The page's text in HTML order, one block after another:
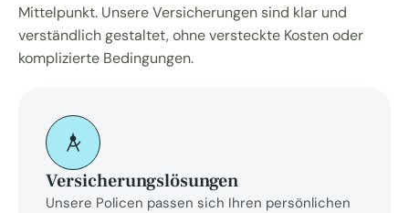
Mittelpunkt. Unsere Versicherungen sind klar und
verständlich gestaltet, ohne versteckte Kosten oder
komplizierte Bedingungen.
Versicherungslösungen
Unsere Policen passen sich Ihren persönlichen